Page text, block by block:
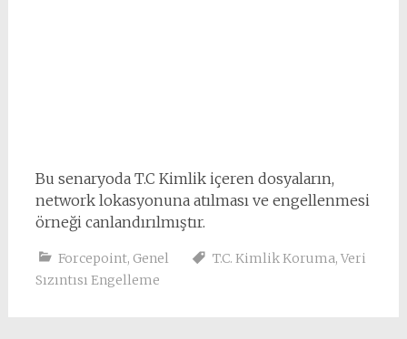
Bu senaryoda T.C Kimlik içeren dosyaların,
network lokasyonuna atılması ve engellenmesi
örneği canlandırılmıştır.
Forcepoint, Genel T.C. Kimlik Koruma, Veri
Sızıntısı Engelleme